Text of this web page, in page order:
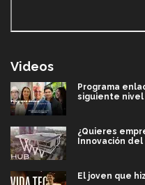
Videos
Programa
siguiente nivel
¿Quieres
Innovación del
El joven que